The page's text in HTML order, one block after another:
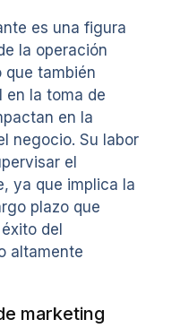
es una figura
la operación
que también
en la toma de
en la
negocio. Su labor
el
ya que implica la
plazo que
del
altamente
marketing